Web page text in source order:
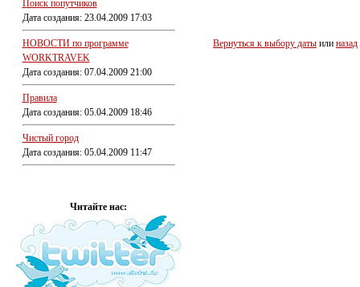
Поиск попутчиков
Дата создания: 23.04.2009 17:03
НОВОСТИ по программе
WORKTRAVEK
Дата создания: 07.04.2009 21:00
Правила
Дата создания: 05.04.2009 18:46
Чистый город
Дата создания: 05.04.2009 11:47
Читайте нас:
Вернуться к выбору даты или назад